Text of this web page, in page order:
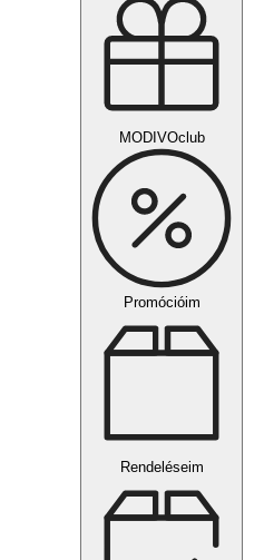
MODIVOclub
Promócióim
Rendeléseim